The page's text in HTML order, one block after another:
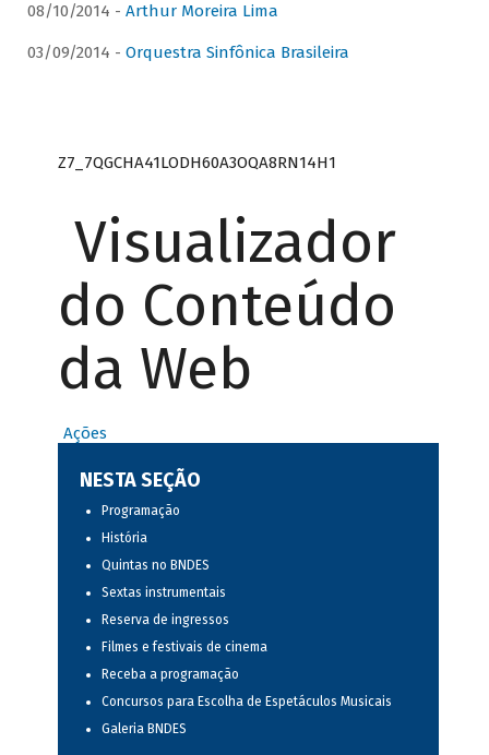
08/10/2014 - Arthur Moreira Lima
03/09/2014 - Orquestra Sinfônica Brasileira
Z7_7QGCHA41LODH60A3OQA8RN14H1
Visualizador
do Conteúdo
da Web
Ações
NESTA SEÇÃO
Programação
História
Quintas no BNDES
Sextas instrumentais
Reserva de ingressos
Filmes e festivais de cinema
Receba a programação
Concursos para Escolha de Espetáculos Musicais
Galeria BNDES